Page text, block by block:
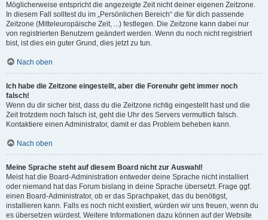
Möglicherweise entspricht die angezeigte Zeit nicht deiner eigenen Zeitzone.
In diesem Fall solltest du im „Persönlichen Bereich“ die für dich passende
Zeitzone (Mitteleuropäische Zeit, ...) festlegen. Die Zeitzone kann dabei nur
von registrierten Benutzern geändert werden. Wenn du noch nicht registriert
bist, ist dies ein guter Grund, dies jetzt zu tun.
Nach oben
Ich habe die Zeitzone eingestellt, aber die Forenuhr geht immer noch
falsch!
Wenn du dir sicher bist, dass du die Zeitzone richtig eingestellt hast und die
Zeit trotzdem noch falsch ist, geht die Uhr des Servers vermutlich falsch.
Kontaktiere einen Administrator, damit er das Problem beheben kann.
Nach oben
Meine Sprache steht auf diesem Board nicht zur Auswahl!
Meist hat die Board-Administration entweder deine Sprache nicht installiert
oder niemand hat das Forum bislang in deine Sprache übersetzt. Frage ggf.
einen Board-Administrator, ob er das Sprachpaket, das du benötigst,
installieren kann. Falls es noch nicht existiert, würden wir uns freuen, wenn du
es übersetzen würdest. Weitere Informationen dazu können auf der Website